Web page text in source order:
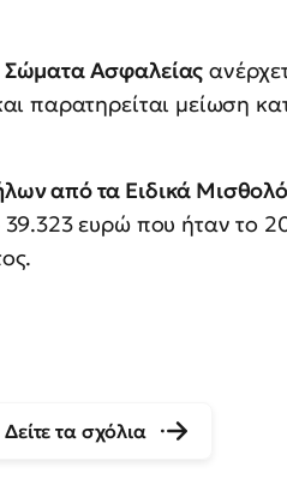
Σώματα Ασφαλείας
παρατηρείται μείωση
από τα Ειδικά
ευρώ που ήταν το
Δείτε τα σχόλια